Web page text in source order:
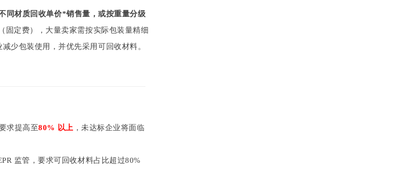
同材质回收单价*销售量，或按重量分级
固定费），大量卖家需按实际包装量精细
少包装使用，并优先采用可回收材料。
求提高至80% 以上 ，未达标企业将面临
监管，要求可回收材料占比超过80%